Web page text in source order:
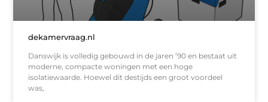
dekamervraag.nl
Danswijk is volledig gebouwd in de jaren ’90 en bestaat uit
moderne, compacte woningen met een hoge
isolatiewaarde. Hoewel dit destijds een groot voordeel
was,